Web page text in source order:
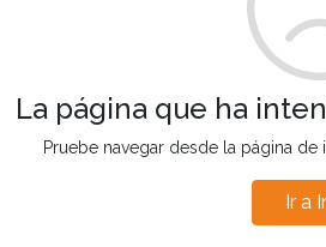
La página que ha
Pruebe navegar desde la página
Ir a